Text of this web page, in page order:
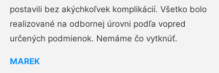
postavili bez akýchkoľvek komplikácií. Všetko bolo
realizované na odbornej úrovni podľa vopred
určených podmienok. Nemáme čo vytknúť.
MAREK